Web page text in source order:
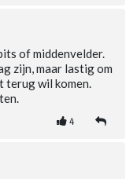
of middenvelder.
zijn, maar lastig om
terug wil komen.
4